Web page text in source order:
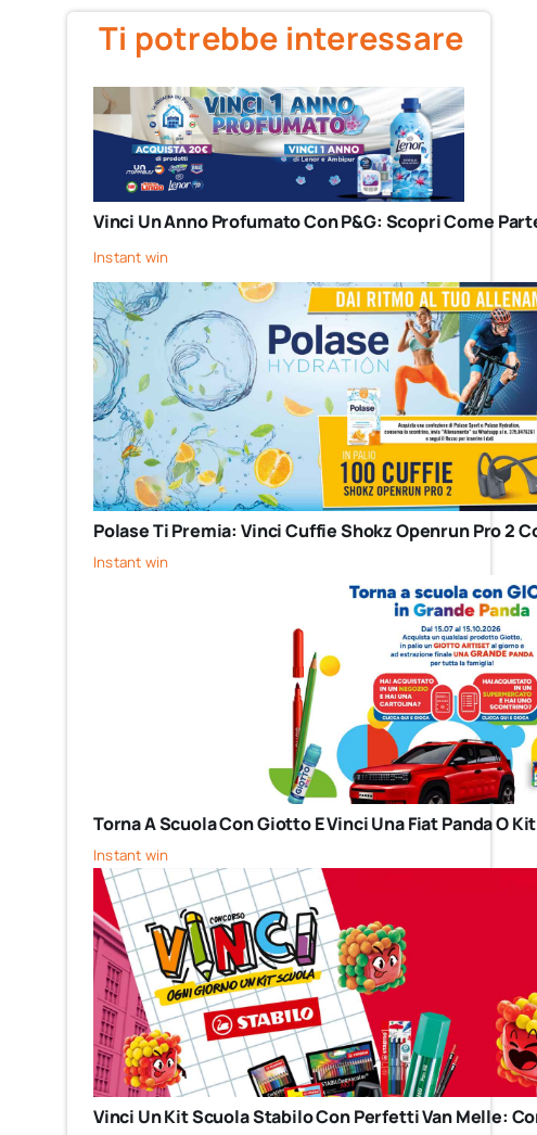
Ti potrebbe interessare
Vinci Un Anno Profumato Con P&G: Scopri Come
Instant win
Polase Ti Premia: Vinci Cuffie Shokz Openrun Pro 2
Instant win
Torna A Scuola Con Giotto E Vinci Una Fiat Panda O
Instant win
Vinci Un Kit Scuola Stabilo Con Perfetti Van Melle: